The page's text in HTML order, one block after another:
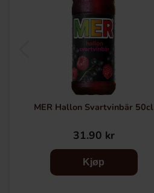
MER Hallon Svartvinbär 50cl
31.90 kr
Kjøp